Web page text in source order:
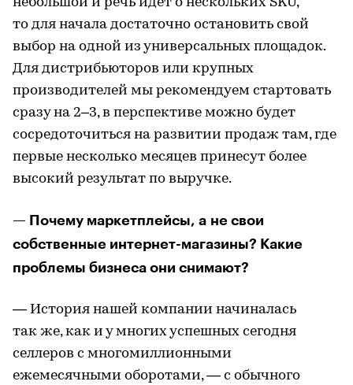
небольшой и речь идет о нескольких SKU,
то для начала достаточно остановить свой
выбор на одной из универсальных площадок.
Для дистрибьюторов или крупных
производителей мы рекомендуем стартовать
сразу на 2–3, в перспективе можно будет
сосредоточиться на развитии продаж там, где
первые несколько месяцев принесут более
высокий результат по выручке.
— Почему маркетплейсы, а не свои
собственные интернет-магазины? Какие
проблемы бизнеса они снимают?
— История нашей компании начиналась
так же, как и у многих успешных сегодня
селлеров с многомиллионными
ежемесячными оборотами, — с обычного